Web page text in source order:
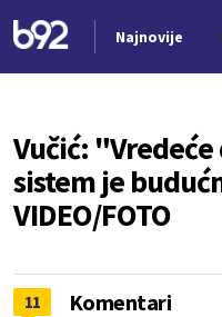
Najnovije
Vučić:
sistem je
VIDEO/FOTO
11 Komentari